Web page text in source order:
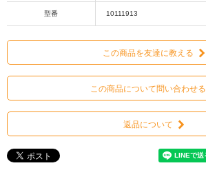
型番 10111913
この商品を友達に教える
この商品について問い合わせる
返品について